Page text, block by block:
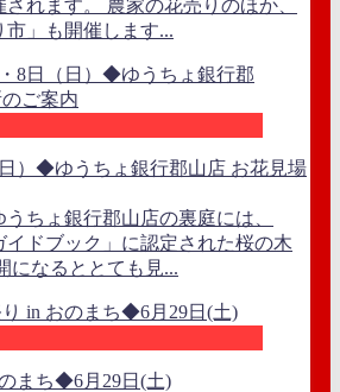
れます。 農家の花売りのほか、
」も開催します...
）◆ゆうちょ銀行郡山店 お花見場
ちょ銀行郡山店の裏庭には、
イドブック」に認定された桜の木
になるととても見...
まち◆6月29日(土)